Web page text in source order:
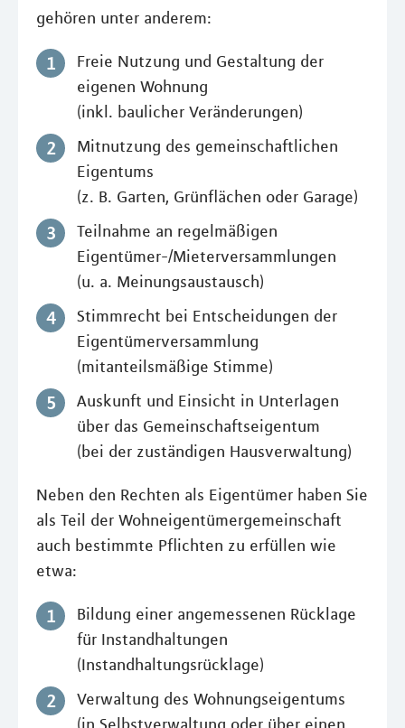
gehören unter anderem:
Freie Nutzung und Gestaltung der
eigenen Wohnung
(inkl. baulicher Veränderungen)
Mitnutzung des gemeinschaftlichen
Eigentums
(z. B. Garten, Grünflächen oder Garage)
Teilnahme an regelmäßigen
Eigentümer-/Mieterversammlungen
(u. a. Meinungsaustausch)
Stimmrecht bei Entscheidungen der
Eigentümerversammlung
(mitanteilsmäßige Stimme)
Auskunft und Einsicht in Unterlagen
über das Gemeinschaftseigentum
(bei der zuständigen Hausverwaltung)
Neben den Rechten als Eigentümer haben Sie
als Teil der Wohneigentümergemeinschaft
auch bestimmte Pflichten zu erfüllen wie
etwa:
Bildung einer angemessenen Rücklage
für Instandhaltungen
(Instandhaltungsrücklage)
Verwaltung des Wohnungseigentums